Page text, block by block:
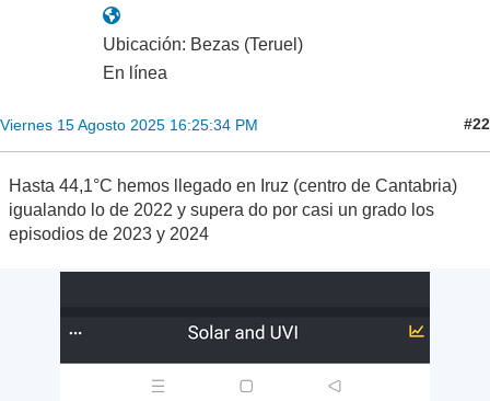
Ubicación: Bezas (Teruel)
En línea
Viernes 15 Agosto 2025 16:25:34 PM #22
Hasta 44,1°C hemos llegado en Iruz (centro de Cantabria)
igualando lo de 2022 y supera do por casi un grado los
episodios de 2023 y 2024